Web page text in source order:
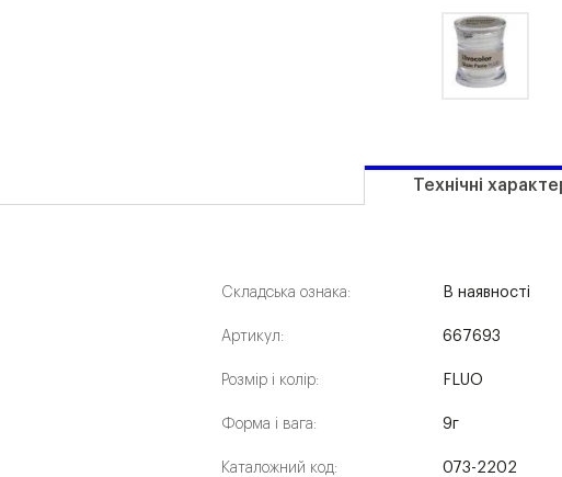
Технічні
Складська ознака:
Артикул:
Розмір і колір:
Форма і вага:
Каталожний код:
В наявності
667693
FLUO
9г
073-2202